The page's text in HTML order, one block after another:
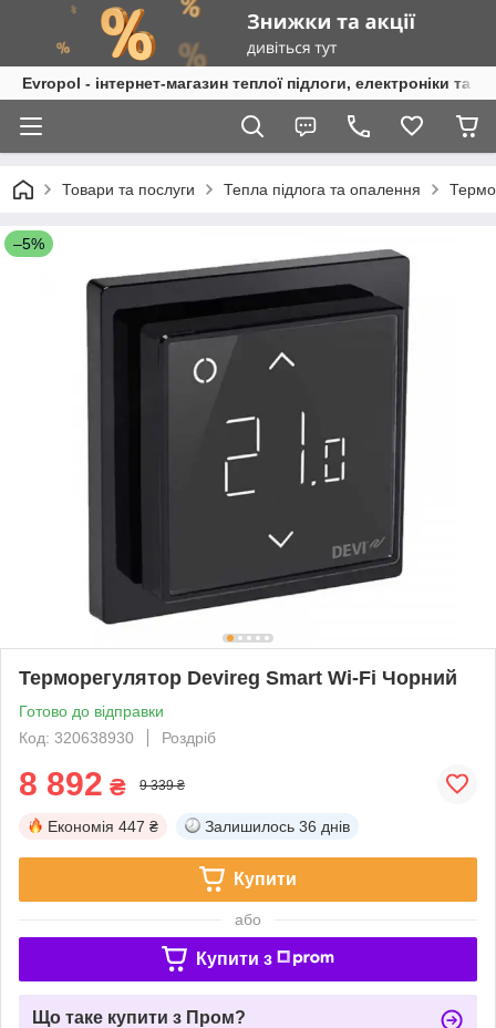
Evropol - інтернет-магазин теплої підлоги, електроніки та
Товари та послуги Тепла підлога та опалення
–5%
Терморегулятор Devireg Smart Wi-Fi Чорний
Готово до відправки
Код: 320638930
Роздріб
8 892 ₴ 9 339 ₴
Економія 447 ₴ Залишилось 36 днів
Купити
або
Купити з
Що таке купити з Пром?